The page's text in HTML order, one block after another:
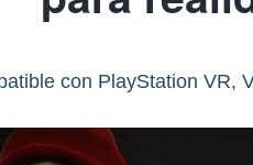
con PlayStation VR,